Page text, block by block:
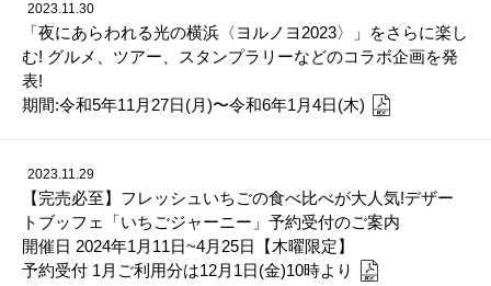
2023.11.30
「夜にあらわれる光の横浜〈ヨルノヨ2023〉」をさらに楽し
む! グルメ、ツアー、スタンプラリーなどのコラボ企画を発
表!
期間:令和5年11月27日(月)〜令和6年1月4日(木)
2023.11.29
【完売必至】フレッシュいちごの食べ比べが大人気!デザー
トブッフェ「いちごジャーニー」予約受付のご案内
開催日 2024年1月11日~4月25日【木曜限定】
予約受付 1月ご利用分は12月1日(金)10時より